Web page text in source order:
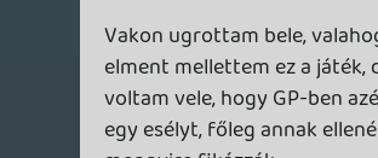
látvány (amúgy helyenként nagyon jól tud
kinézni). A traversal tök jó benne, nagyon
dinamikusan lehet mozogni, noha kissé
sutának érzem a platformingot is..
A parry amúgy tök jó, harc is egész jó (bár